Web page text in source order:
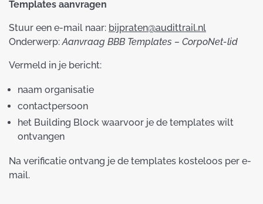
Templates aanvragen
Stuur een e-mail naar: bijpraten@audittrail.nl
Onderwerp:Aanvraag BBB Templates – CorpoNet-lid
Vermeld in je bericht:
naam organisatie
contactpersoon
het Building Block waarvoor je de templates wilt
ontvangen
Na verificatie ontvang je de templates kosteloos per e-
mail.